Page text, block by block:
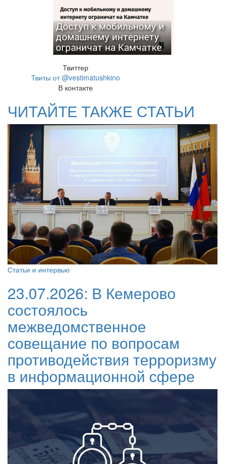
Доступ к мобильному и
домашнему интернету
ограничат на Камчатке
Твиттер
Твиты от @vestimatushkino
В контакте
ЧИТАЙТЕ ТАКЖЕ СТАТЬИ
Статьи и интервью
23.07.2026: В Кемерово
состоялось
межведомственное
совещание по вопросам
противодействия терроризму
в информационной сфере